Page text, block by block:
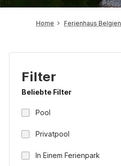
Home Ferienhaus Belgien
Filter
Beliebte Filter
Pool
Privatpool
In Einem Ferienpark